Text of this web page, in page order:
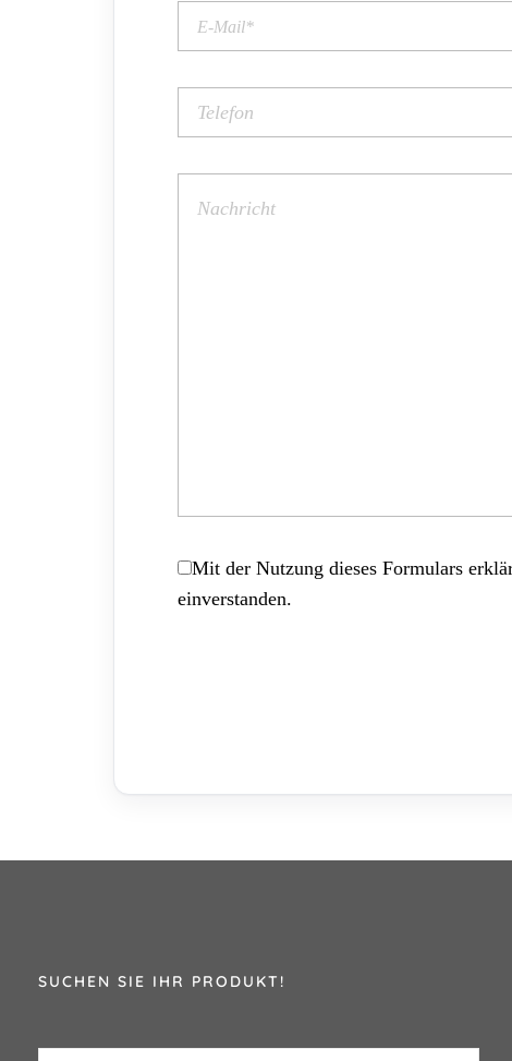
Mit der Nutzung dieses Formulars
einverstanden.
SUCHEN SIE IHR PRODUKT!